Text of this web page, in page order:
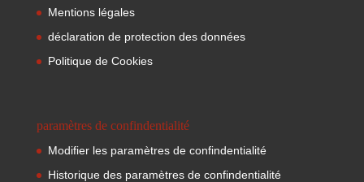
Mentions légales
déclaration de protection des données
Politique de Cookies
paramètres de confindentialité
Modifier les paramètres de confindentialité
Historique des paramètres de confindentialité